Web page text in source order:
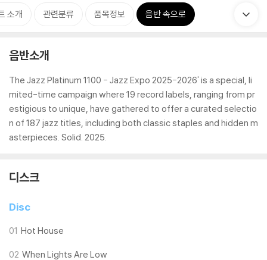
소개 관련분류 품목정보 음반 속으로
음반소개
The Jazz Platinum 1100 - Jazz Expo 2025-2026' is a special, li
mited-time campaign where 19 record labels, ranging from pr
estigious to unique, have gathered to offer a curated selectio
n of 187 jazz titles, including both classic staples and hidden m
asterpieces. Solid. 2025.
디스크
Disc
01 Hot House
02 When Lights Are Low